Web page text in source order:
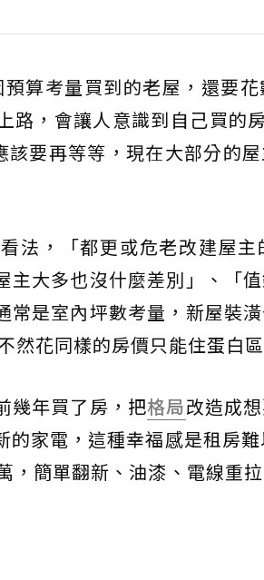
算考量買到的老屋，還要
路，會讓人意識到自己買的
要再等等，現在大部分的
法，「都更或危老改建屋
主大多也沒什麼差別」、「
是室內坪數考量，新屋裝
然花同樣的房價只能住蛋白
幾年買了房，把格局改造成
的家電，這種幸福感是租房
，簡單翻新、油漆、電線重